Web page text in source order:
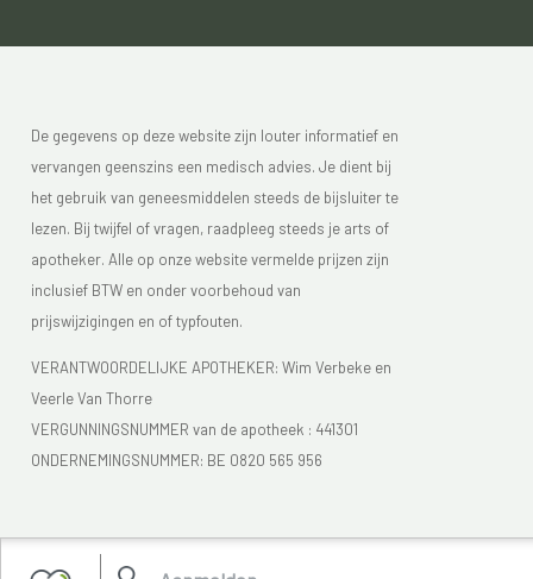
De gegevens op deze website zijn louter informatief en
vervangen geenszins een medisch advies. Je dient bij
het gebruik van geneesmiddelen steeds de bijsluiter te
lezen. Bij twijfel of vragen, raadpleeg steeds je arts of
apotheker. Alle op onze website vermelde prijzen zijn
inclusief BTW en onder voorbehoud van
prijswijzigingen en of typfouten.
VERANTWOORDELIJKE APOTHEKER: Wim Verbeke en
Veerle Van Thorre
VERGUNNINGSNUMMER van de apotheek : 441301
ONDERNEMINGSNUMMER: BE 0820 565 956
Je vindt Apotheek Verbeke - Van Thorre in de FAGG lijst